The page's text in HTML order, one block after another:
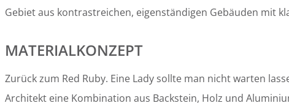
Gebiet aus kontrastreichen, eigenständigen Gebäuden mit
MATERIALKONZEPT
Zurück zum Red Ruby. Eine Lady sollte man nicht warten
Architekt eine Kombination aus Backstein, Holz und